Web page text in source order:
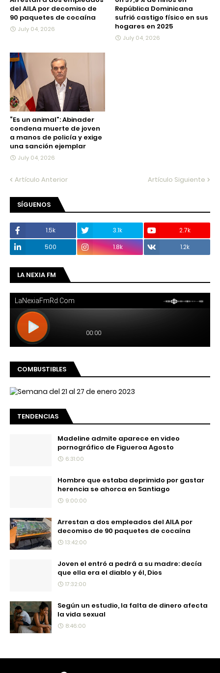
del AILA por decomiso de
90 paquetes de cocaína
July 04, 2026
República Dominicana
sufrió castigo físico en sus
hogares en 2025
July 04, 2026
“Es un animal”: Abinader
condena muerte de joven
a manos de policía y exige
una sanción ejemplar
July 04, 2026
Artículo Anterior Artículo Siguiente
SÍGUENOS
1.5k 3.1k
2.7k
500
1.8k 1.2k
LA NEXIA FM
COMBUSTIBLES
TENDENCIAS
Madeline admite aparece en video
pornográfico de Figueroa Agosto
6:31:00
Hombre que estaba deprimido por gastar
herencia se ahorca en Santiago
9:00:00
Arrestan a dos empleados del AILA por
decomiso de 90 paquetes de cocaína
13:42:00
Joven el entró a pedrá a su madre: decía
que ella era el diablo y él, Dios
17:32:00
Según un estudio, la falta de dinero afecta
la vida sexual
8:46:00